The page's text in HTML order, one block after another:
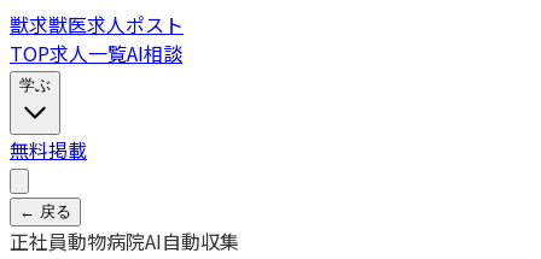
獣求獣医求人ポスト
TOP求人一覧AI相談
学ぶ
無料掲載
← 戻る
正社員動物病院AI自動収集